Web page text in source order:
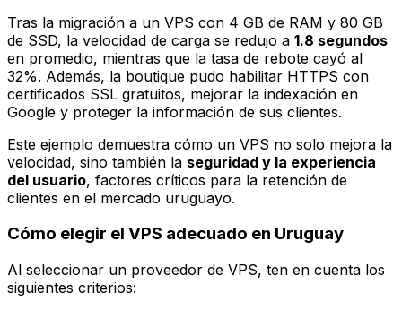
Tras la migración a un VPS con 4 GB de RAM y 80 GB
de SSD, la velocidad de carga se redujo a 1.8 segundos
en promedio, mientras que la tasa de rebote cayó al
32%. Además, la boutique pudo habilitar HTTPS con
certificados SSL gratuitos, mejorar la indexación en
Google y proteger la información de sus clientes.
Este ejemplo demuestra cómo un VPS no solo mejora la
velocidad, sino también la seguridad y la experiencia
del usuario, factores críticos para la retención de
clientes en el mercado uruguayo.
Cómo elegir el VPS adecuado en Uruguay
Al seleccionar un proveedor de VPS, ten en cuenta los
siguientes criterios: